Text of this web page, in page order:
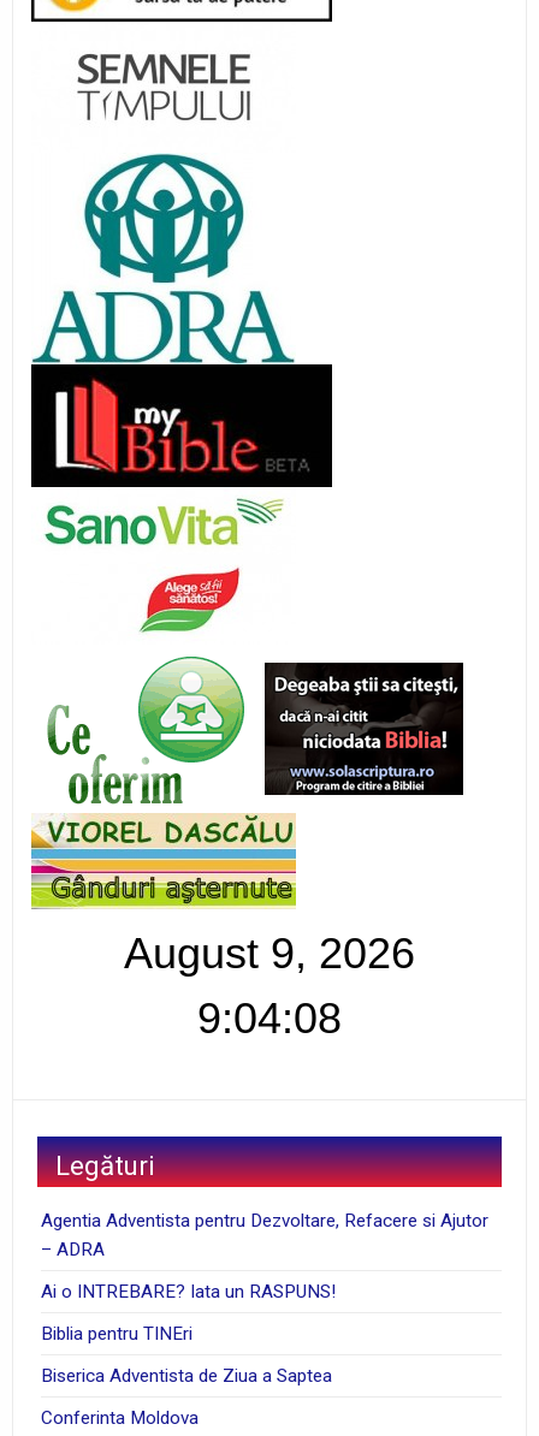
August 9, 2026
9:04:09
Legături
Agentia Adventista pentru Dezvoltare, Refacere si Ajutor
– ADRA
Ai o INTREBARE? Iata un RASPUNS!
Biblia pentru TINEri
Biserica Adventista de Ziua a Saptea
Conferinta Moldova